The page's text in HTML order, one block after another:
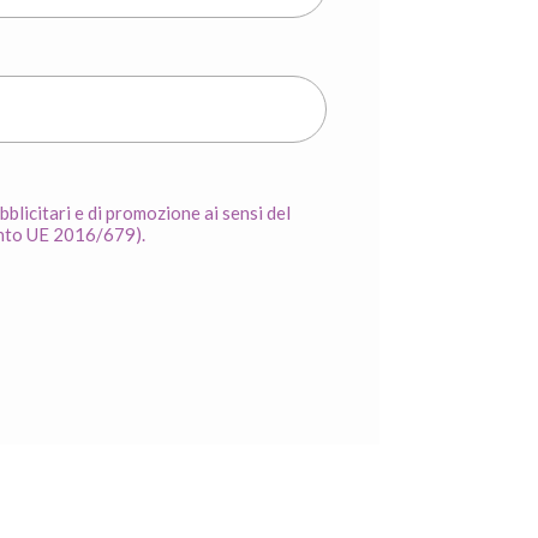
e di promozione ai sensi del
UE 2016/679).